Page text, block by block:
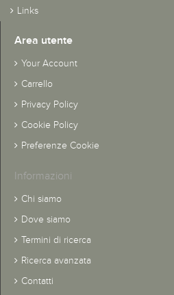
Links
Area utente
Your Account
Carrello
Privacy Policy
Cookie Policy
Preferenze Cookie
Informazioni
Chi siamo
Dove siamo
Termini di ricerca
Ricerca avanzata
Contatti